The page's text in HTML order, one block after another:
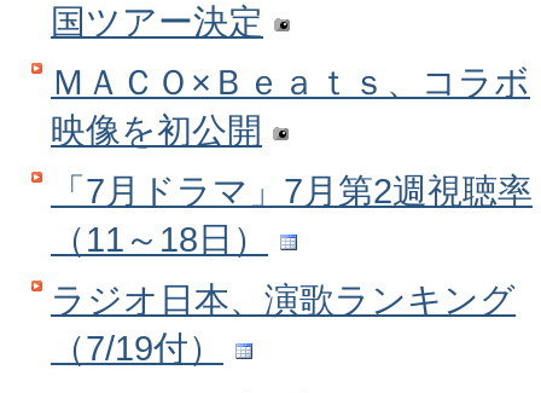
国ツアー決定
ＭＡＣＯ×Ｂｅａｔｓ、コラボ
映像を初公開
「7月ドラマ」7月第2週視聴率
（11～18日）
ラジオ日本、演歌ランキング
（7/19付）